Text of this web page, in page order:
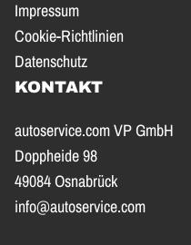
Impressum
Cookie-Richtlinien
Datenschutz
KONTAKT
autoservice.com VP GmbH
Doppheide 98
49084 Osnabrück
info@autoservice.com